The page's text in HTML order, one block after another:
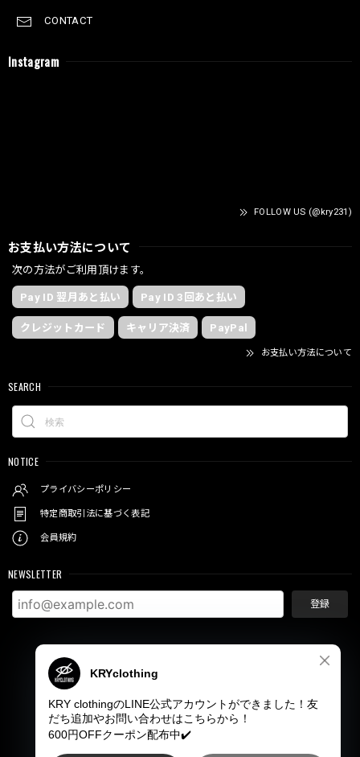
CONTACT
Instagram
FOLLOW US (@kry231)
お支払い方法について
次の方法がご利用頂けます。
Pay ID 翌月あと払い Pay ID 3回あと払い
クレジットカード キャリア決済 PayPal
お支払い方法について
SEARCH
NOTICE
プライバシーポリシー
特定商取引法に基づく表記
会員規約
NEWSLETTER
登録
© KRY clothing